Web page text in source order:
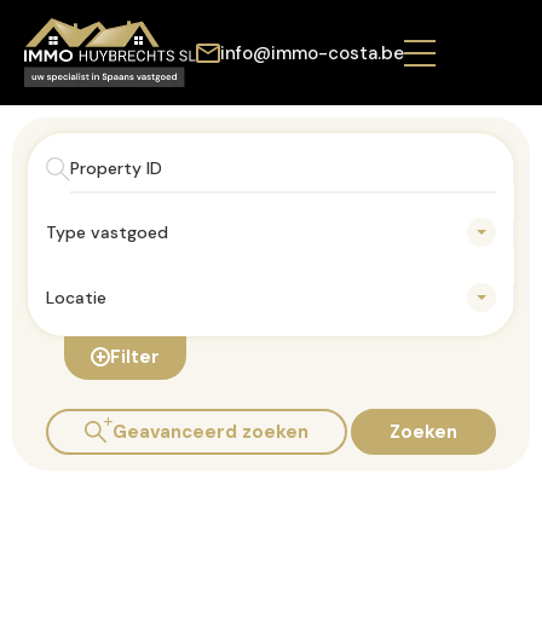
info@immo-costa.be
Type vastgoed
Locatie
Filter
Geavanceerd zoeken Zoeken